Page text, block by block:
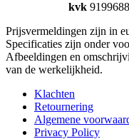
kvk
Prijsvermeldingen zijn in
Specificaties zijn onder
Afbeeldingen en
van de werkelijkheid.
Klachten
Retournering
Algemene
Privacy Policy